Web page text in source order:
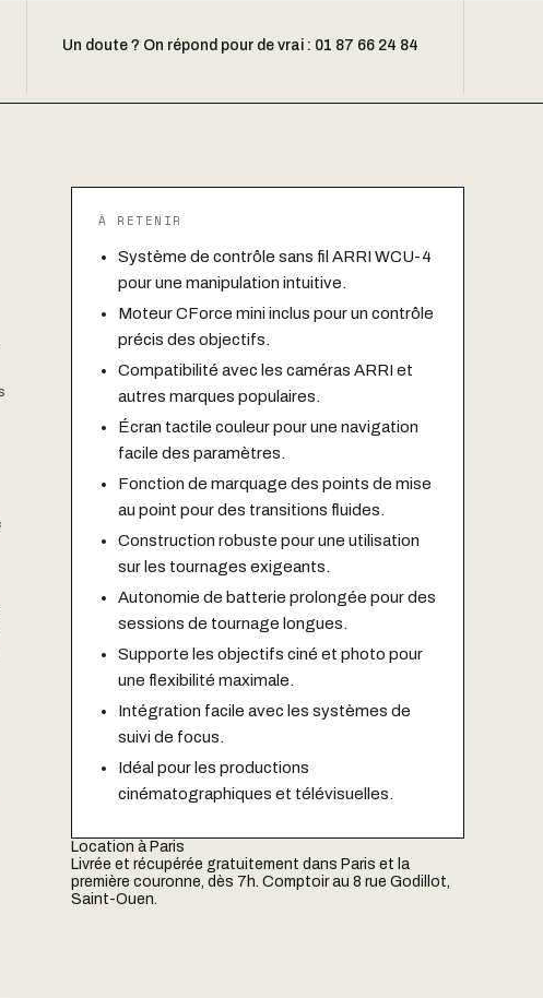
Un doute ? On répond pour de vrai : 01 87 66 24 84
À RETENIR
Système de contrôle sans fil ARRI WCU-4
pour une manipulation intuitive.
Moteur CForce mini inclus pour un contrôle
précis des objectifs.
Compatibilité avec les caméras ARRI et
autres marques populaires.
Écran tactile couleur pour une navigation
facile des paramètres.
Fonction de marquage des points de mise
au point pour des transitions fluides.
Construction robuste pour une utilisation
sur les tournages exigeants.
Autonomie de batterie prolongée pour des
sessions de tournage longues.
Supporte les objectifs ciné et photo pour
une flexibilité maximale.
Intégration facile avec les systèmes de
suivi de focus.
Idéal pour les productions
cinématographiques et télévisuelles.
Location à Paris
Livrée et récupérée gratuitement dans Paris et la
première couronne, dès 7h. Comptoir au 8 rue Godillot,
Saint-Ouen.